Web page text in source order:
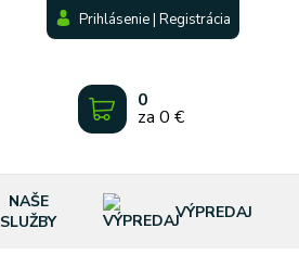
Prihlásenie | Registrácia
0
za 0 €
NAŠE
SLUŽBY
VÝPREDAJ